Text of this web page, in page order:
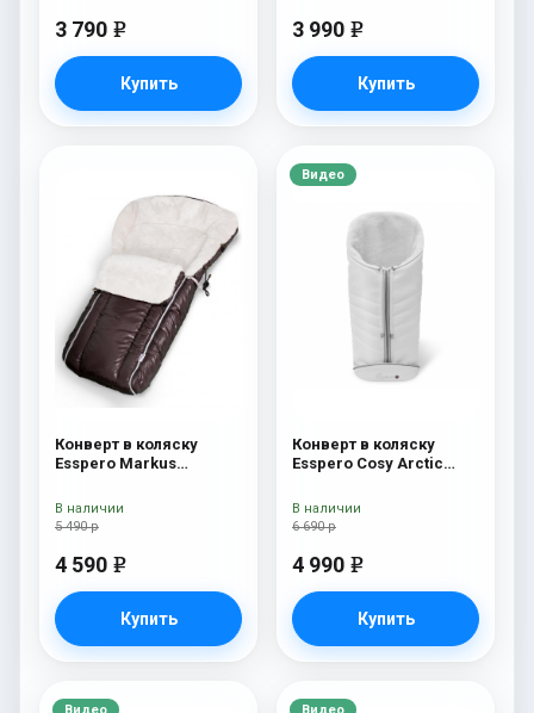
3 790 e
Купить
3 990 e
Купить
Конверт в коляску
Esspero Markus
шерсть) Chocolat
5 490 р
4 590 e
Купить
В наличии
Видео
Конверт в коляску
Esspero Cosy Arctic
6 690 р
4 990 e
Купить
В наличии